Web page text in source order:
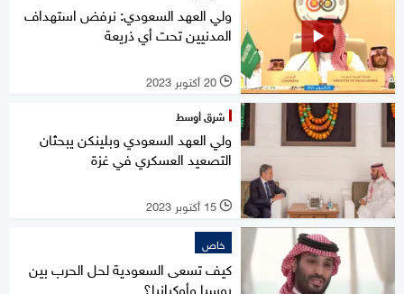
ولي العهد السعودي: نرفض استهداف
المدنيين تحت أي ذريعة
l 20 أكتوبر 2023
شرق أوسط
ولي العهد السعودي وبلينكن يبحثان
التصعيد العسكري في غزة
l 15 أكتوبر 2023
خاص
كيف تسعى السعودية لحل الحرب بين
روسيا وأوكرانيا؟